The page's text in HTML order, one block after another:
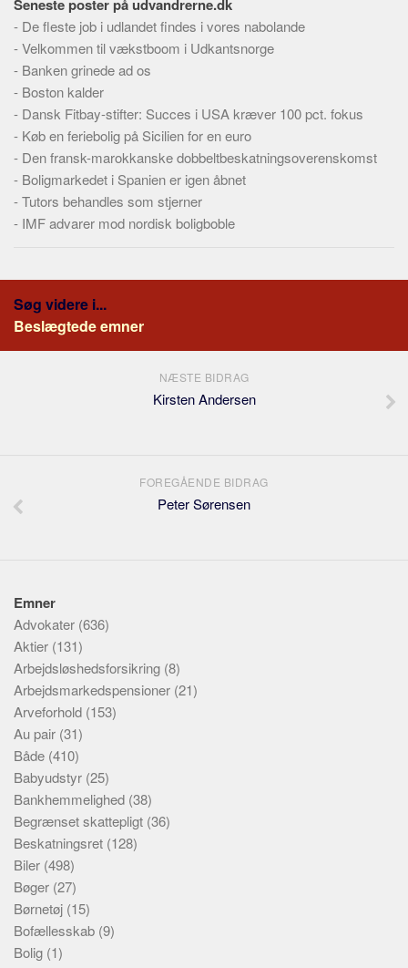
Bannere
Hjælp
Seneste poster på udvandrerne.dk
- De fleste job i udlandet findes i vores nabolande
-Velkommen til vækstboom i Udkantsnorge
- Banken grinede ad os
- Boston kalder
- Dansk Fitbay-stifter: Succes i USA kræver 100 pct. fokus
- Køb en feriebolig på Sicilien for en euro
- Den fransk-marokkanske dobbeltbeskatningsoverenskomst
- Boligmarkedet i Spanien er igen åbnet
-Tutors behandles som stjerner
- IMF advarer mod nordisk boligboble
Søg videre i...
Beslægtede emner
NÆSTE BIDRAG
Kirsten Andersen
FOREGÅENDE BIDRAG
Peter Sørensen
Emner
Advokater (636)
Aktier (131)
Arbejdsløshedsforsikring (8)
Arbejdsmarkedspensioner (21)
Arveforhold (153)
Au pair (31)
Både (410)
Babyudstyr (25)
Bankhemmelighed (38)
Begrænset skattepligt (36)
Beskatningsret (128)
Biler (498)
Bøger (27)
Børnetøj (15)
Bofællesskab (9)
Bolig (1)